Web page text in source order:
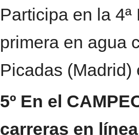
Participa en la
primera en agua
Picadas (Madrid)
5º En el
carreras en